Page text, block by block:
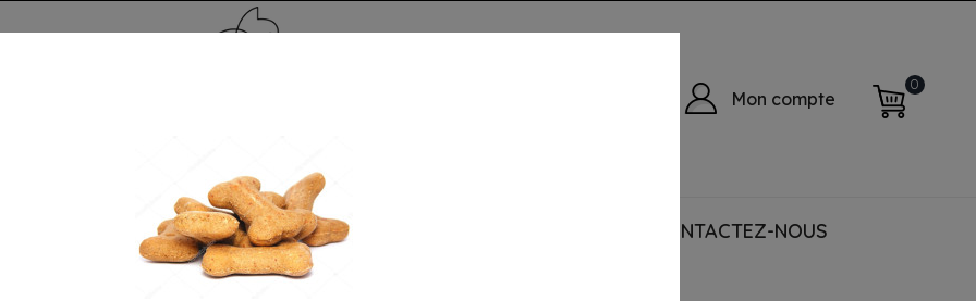
Mon compte
0
MÉDAILLE - PET ID TAG TOILETTAGE CONTACTEZ-NOUS